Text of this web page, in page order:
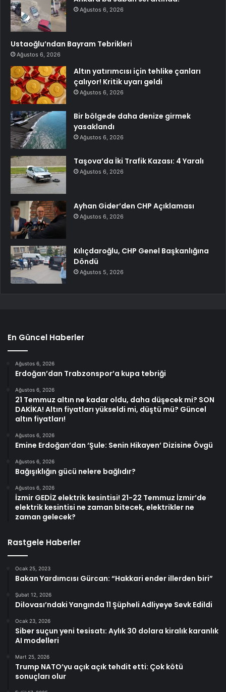
Ağustos 6, 2026
Ustaoğlu’ndan Bayram Tebrikleri
Ağustos 6, 2026
Altın yatırımcısı için tehlike çanları
çalıyor! Kritik uyarı geldi
Ağustos 6, 2026
Bir bölgede daha denize girmek
yasaklandı
Ağustos 6, 2026
Taşova’da İki Trafik Kazası: 4 Yaralı
Ağustos 6, 2026
Ayhan Gider’den CHP Açıklaması
Ağustos 6, 2026
Kılıçdaroğlu, CHP Genel Başkanlığına
Döndü
Ağustos 5, 2026
En Güncel Haberler
Ağustos 6, 2026
Erdoğan’dan Trabzonspor’a kupa tebriği
Ağustos 6, 2026
21 Temmuz altın ne kadar oldu, daha düşecek mi? SON
DAKİKA! Altın fiyatları yükseldi mi, düştü mü? Güncel
altın fiyatları!
Ağustos 6, 2026
Emine Erdoğan’dan ‘Şule: Senin Hikayen’ Dizisine Övgü
Ağustos 6, 2026
Bağışıklığın gücü nelere bağlıdır?
Ağustos 6, 2026
İzmir GEDİZ elektrik kesintisi! 21-22 Temmuz İzmir’de
elektrik kesintisi ne zaman bitecek, elektrikler ne
zaman gelecek?
Rastgele Haberler
Ocak 25, 2023
Bakan Yardımcısı Gürcan: “Hakkari ender illerden biri”
Şubat 12, 2026
Dilovası’ndaki Yangında 11 Şüpheli Adliyeye Sevk Edildi
Ocak 23, 2026
Siber suçun yeni tesisatı: Aylık 30 dolara kiralık karanlık
AI modelleri
Mart 25, 2026
Trump NATO’yu açık açık tehdit etti: Çok kötü
sonuçları olur